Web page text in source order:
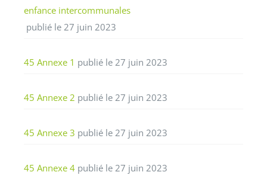
enfance intercommunales
publié le 27 juin 2023
45 Annexe 1 publié le 27 juin 2023
45 Annexe 2 publié le 27 juin 2023
45 Annexe 3 publié le 27 juin 2023
45 Annexe 4 publié le 27 juin 2023